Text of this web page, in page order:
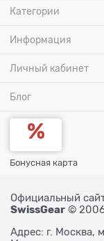
Категории
Информация
Личный кабинет
Блог
Бонусная карта
Официальный
SwissGear ©
Адрес: г. Москва,